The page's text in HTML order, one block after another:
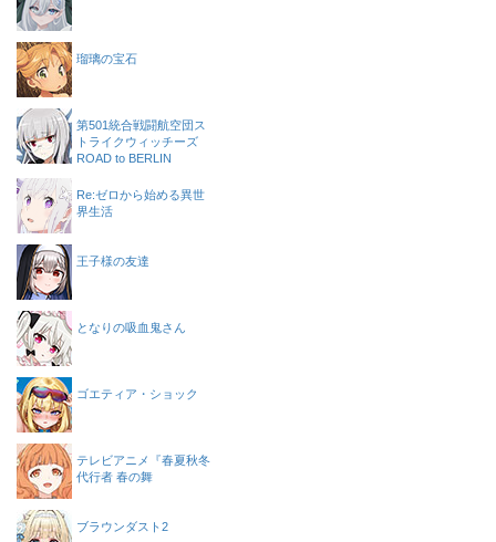
瑠璃の宝石
第501統合戦闘航空団ス
トライクウィッチーズ
ROAD to BERLIN
Re:ゼロから始める異世
界生活
王子様の友達
となりの吸血鬼さん
ゴエティア・ショック
テレビアニメ『春夏秋冬
代行者 春の舞
ブラウンダスト2